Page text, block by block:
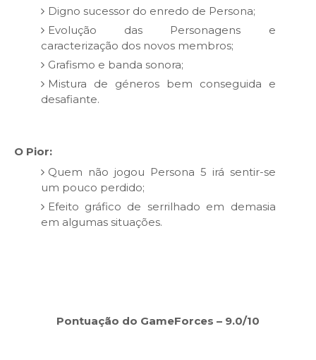
Digno sucessor do enredo de Persona;
Evolução das Personagens e
caracterização dos novos membros;
Grafismo e banda sonora;
Mistura de géneros bem conseguida e
desafiante.
O Pior:
Quem não jogou Persona 5 irá sentir-se
um pouco perdido;
Efeito gráfico de serrilhado em demasia
em algumas situações.
Pontuação do GameForces – 9.0/10